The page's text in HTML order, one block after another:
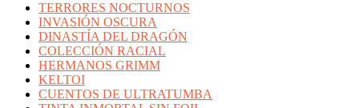
TERRORES NOCTURNOS
INVASIÓN OSCURA
DINASTÍA DEL DRAGÓN
COLECCIÓN RACIAL
HERMANOS GRIMM
KELTOI
CUENTOS DE ULTRATUMBA